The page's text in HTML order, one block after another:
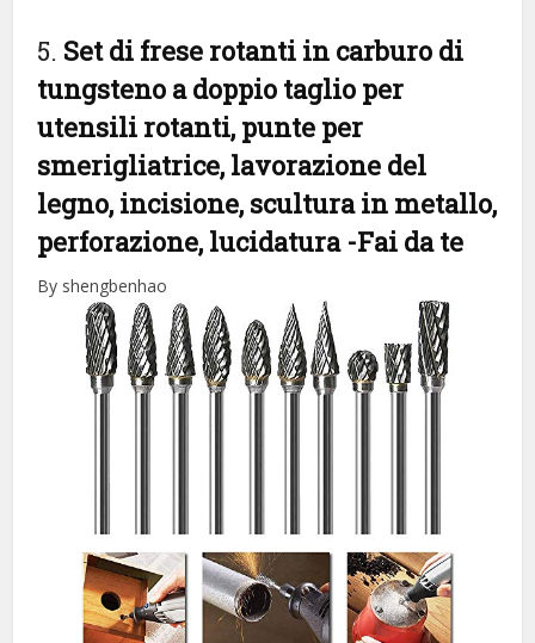
5. Set di frese rotanti in carburo di
tungsteno a doppio taglio per
utensili rotanti, punte per
smerigliatrice, lavorazione del
legno, incisione, scultura in metallo,
perforazione, lucidatura -Fai da te
By shengbenhao